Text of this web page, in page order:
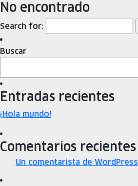
No encontrado
Search for:
Buscar
Entradas recientes
¡Hola mundo!
Comentarios recientes
Un comentarista de WordPress